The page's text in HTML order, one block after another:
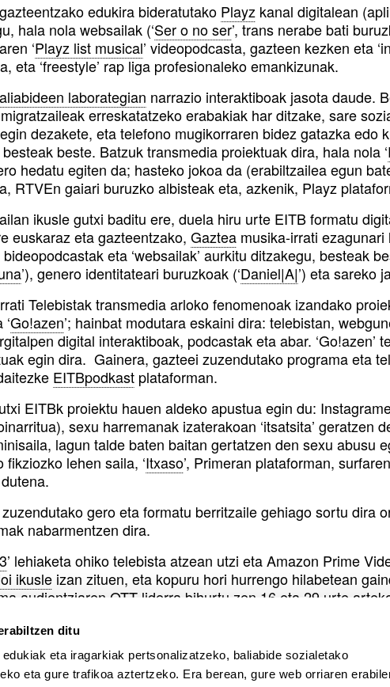
ditu
eta iragarkiak pertsonalizatzeko, baliabide sozialetako
eta gure trafikoa aztertzeko. Era berean, gure web orriaren
edukira bideratutako Playz kanal digitalean
hala nola websailak (‘Ser o no ser’, trans nerabe bati
‘Playz list musical’ videopodcasta, gazteen kezken eta
eta ‘freestyle’ rap liga profesionaleko emankizunak.
laborategian narrazio interaktiboak jasota daude.
erreskatatzeko erabakiak har ditzake, sare
dezakete, eta telefono mugikorraren bidez gatazka edo
beste. Batzuk transmedia proiektuak dira, hala nola ‘
hedatu egiten da; hasteko jokoa da (erabiltzailea egun
RTVEn gaiari buruzko albisteak eta, azkenik, Playz
ikusle gutxi baditu ere, duela hiru urte EITB formatu
euskaraz eta gazteentzako, Gaztea musika-irrati
eta ‘websailak’ aurkitu ditzakegu, besteak
’), genero identitateari buruzkoak (‘Daniel|A|’) eta sareko
Telebistak transmedia arloko fenomenoak izandako
‘Go!azen’; hainbat modutara eskaini dira: telebistan,
digital interaktiboak, podcastak eta abar. ‘Go!azen’
egin dira. Gainera, gazteei zuzendutako programa eta
EITBpodkast plataforman.
EITBk proiektu hauen aldeko apustua egin du:
sexu harremanak izaterakoan ‘itsatsita’ geratzen
lagun talde baten baitan gertatzen den sexu abusu
fikziozko lehen saila, ‘Itxaso’, Primeran plataforman,
gero eta formatu berritzaile gehiago sortu dira
nabarmentzen dira.
’ lehiaketa ohiko telebista atzean utzi eta Amazon Prime
ikusle izan zituen, eta kopuru hori hurrengo hilabetean
audientziaren OTT liderra bihurtu zen 16 eta 29 urte
dituen programa, baina TikToken bost milioi bistaratze baino
ikusle kopuruak gora egingo duela aurreikusten da.
da jakitea zenbat iraungo duten gazteei zuzendutako
transnazionalen monopolioaren aurrean.